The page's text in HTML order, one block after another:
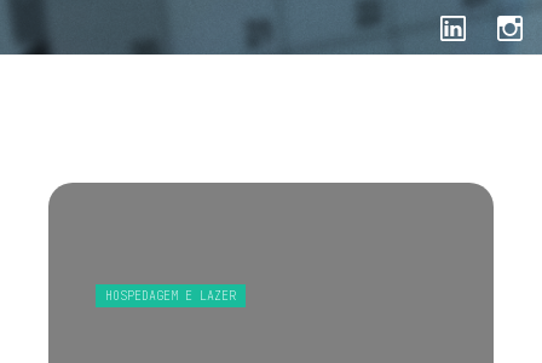
HOSPEDAGEM E LAZER